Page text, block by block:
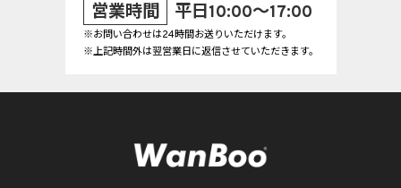
営業時間 平日10:00～17:00
※お問い合わせは24時間お送りいただけます。
※上記時間外は翌営業日に返信させていただきます。